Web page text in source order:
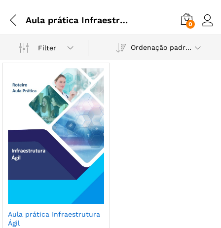
Aula prática Infraestrutura Ágil 0
Filter Ordenação padrão
Aula prática Infraestrutura
Ágil